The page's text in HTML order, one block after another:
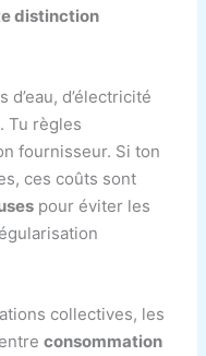
distinction
d’électricité
Tu règles
fournisseur. Si ton
ces coûts sont
pour éviter les
collectives, les
consommation